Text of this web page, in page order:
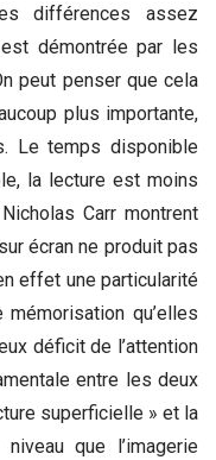
différences assez
démontrée par les
peut penser que cela
plus importante,
Le temps disponible
la lecture est moins
Carr montrent
écran ne produit pas
effet une particularité
qu’elles
déficit de l’attention
entre les deux
superficielle » et la
que l’imagerie